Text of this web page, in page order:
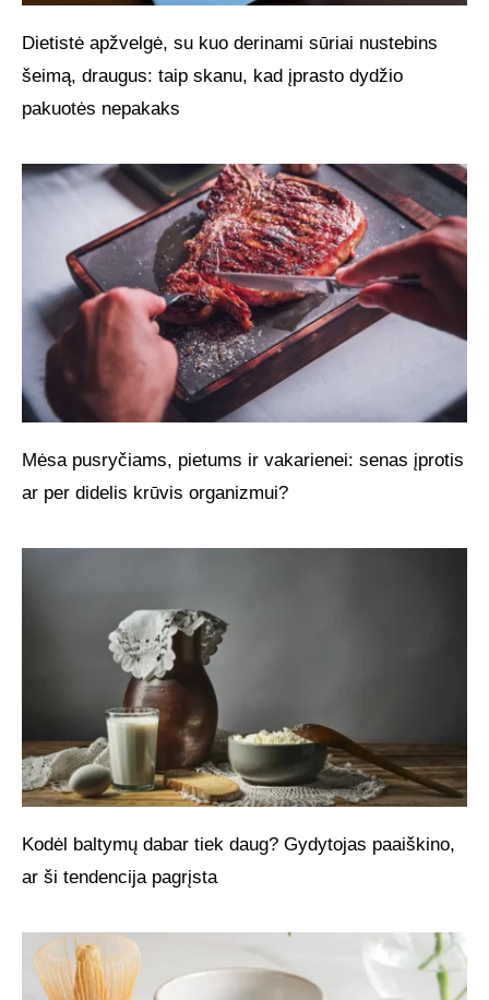
Dietistė apžvelgė, su kuo derinami sūriai nustebins
šeimą, draugus: taip skanu, kad įprasto dydžio
pakuotės nepakaks
Mėsa pusryčiams, pietums ir vakarienei: senas įprotis
ar per didelis krūvis organizmui?
Kodėl baltymų dabar tiek daug? Gydytojas paaiškino,
ar ši tendencija pagrįsta